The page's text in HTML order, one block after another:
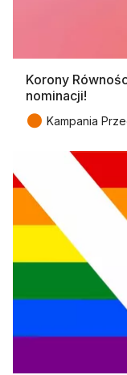
Korony
nominacji!
● Kampania